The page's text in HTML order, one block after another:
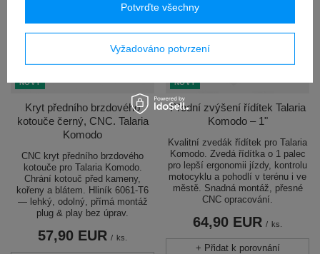
NOVÝ
Kryt předního brzdového
kotouče černý, CNC. Talaria
Komodo
CNC kryt předního brzdového
kotouče pro Talaria Komodo.
Chrání kotouč před kameny,
kořeny a blátem. Hliník 6061-T6
— lehký, odolný, přímá montáž
plug & play bez úprav.
57,90 EUR / ks.
NOVÝ
Přední zvýšení řídítek Talaria
Komodo – 1"
Kvalitní zvedák řídítek pro Talaria
Komodo. Zvedá řídítka o 1 palec
pro lepší ergonomii jízdy, kontrolu
motocyklu a pohodlí v terénu i ve
městě. Snadná montáž, přesné
CNC opracování.
64,90 EUR / ks.
+ Přidat k porovnání
Vyžadováno potvrzení
Potvrďte všechny